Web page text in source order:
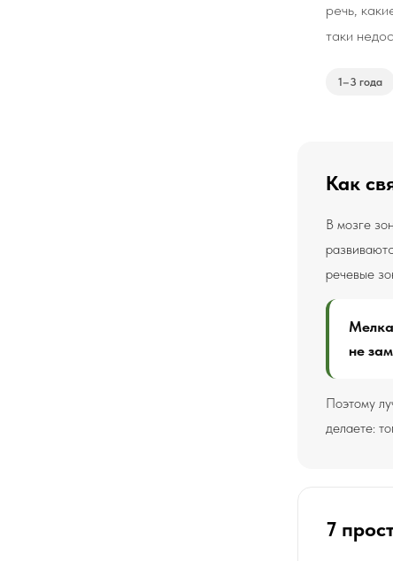
речь,
таки
1–3 года
Как
В мозге
речевые
не
Поэтому
делаете:
7